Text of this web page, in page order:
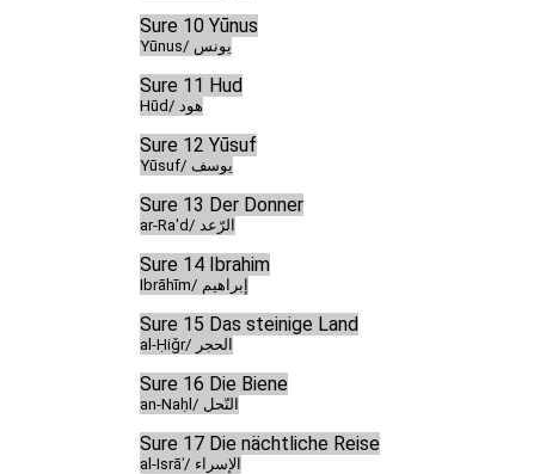
Sure 10 Yūnus
Yūnus/ يونس
Sure 11 Hud
Hūd/ هود
Sure 12 Yūsuf
Yūsuf/ يوسف
Sure 13 Der Donner
ar-Ra'd/ الرّعد
Sure 14 Ibrahim
Ibrāhīm/ إبراهيم
Sure 15 Das steinige Land
al-Ḥiǧr/ الحجر
Sure 16 Die Biene
an-Naḥl/ النّحل
Sure 17 Die nächtliche Reise
al-Isrāʾ/ الإسراء